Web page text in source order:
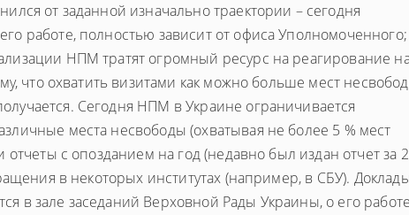
от заданной изначально траектории – сегодня
работе, полностью зависит от офиса Уполномоченного;
НПМ тратят огромный ресурс на реагирование
что охватить визитами как можно больше мест
Сегодня НПМ в Украине ограничивается
места несвободы (охватывая не более 5 % мест
с опозданием на год (недавно был издан отчет за
в некоторых институтах (например, в СБУ).
в зале заседаний Верховной Рады Украины, о его